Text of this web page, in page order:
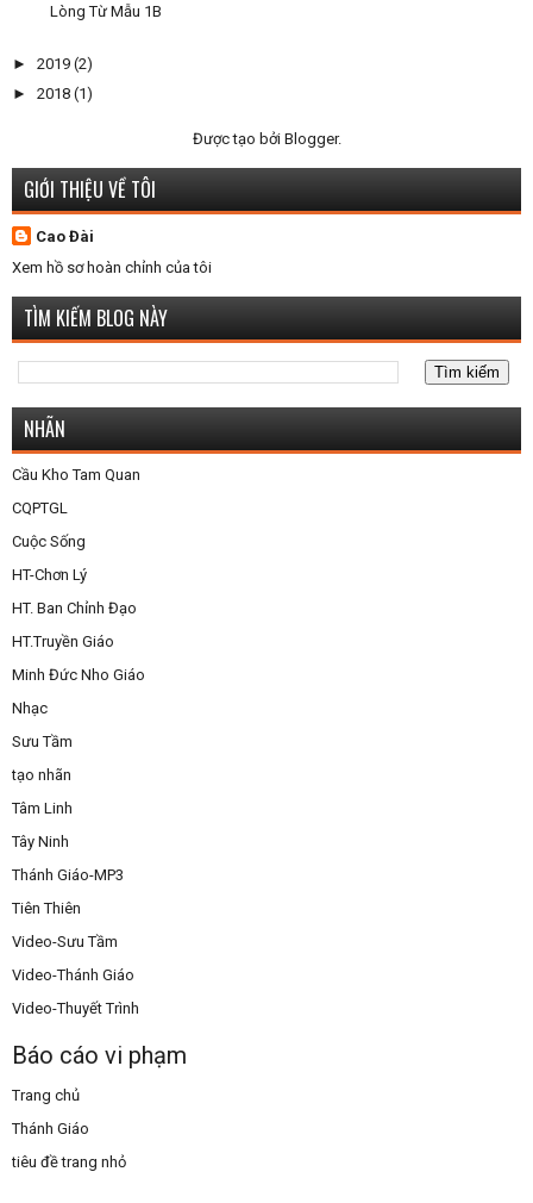
Lòng Từ Mẫu 1B
► 2019 (2)
► 2018 (1)
Được tạo bởi Blogger.
GIỚI THIỆU VỀ TÔI
Cao Đài
Xem hồ sơ hoàn chỉnh của tôi
TÌM KIẾM BLOG NÀY
NHÃN
Cầu Kho Tam Quan
CQPTGL
Cuộc Sống
HT-Chơn Lý
HT. Ban Chỉnh Đạo
HT.Truyền Giáo
Minh Đức Nho Giáo
Nhạc
Sưu Tầm
tạo nhãn
Tâm Linh
Tây Ninh
Thánh Giáo-MP3
Tiên Thiên
Video-Sưu Tầm
Video-Thánh Giáo
Video-Thuyết Trình
Báo cáo vi phạm
Trang chủ
Thánh Giáo
tiêu đề trang nhỏ